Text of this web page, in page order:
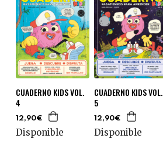
CUADERNO KIDS VOL.
4
12,90€
Disponible
CUADERNO KIDS VOL.
5
12,90€
Disponible